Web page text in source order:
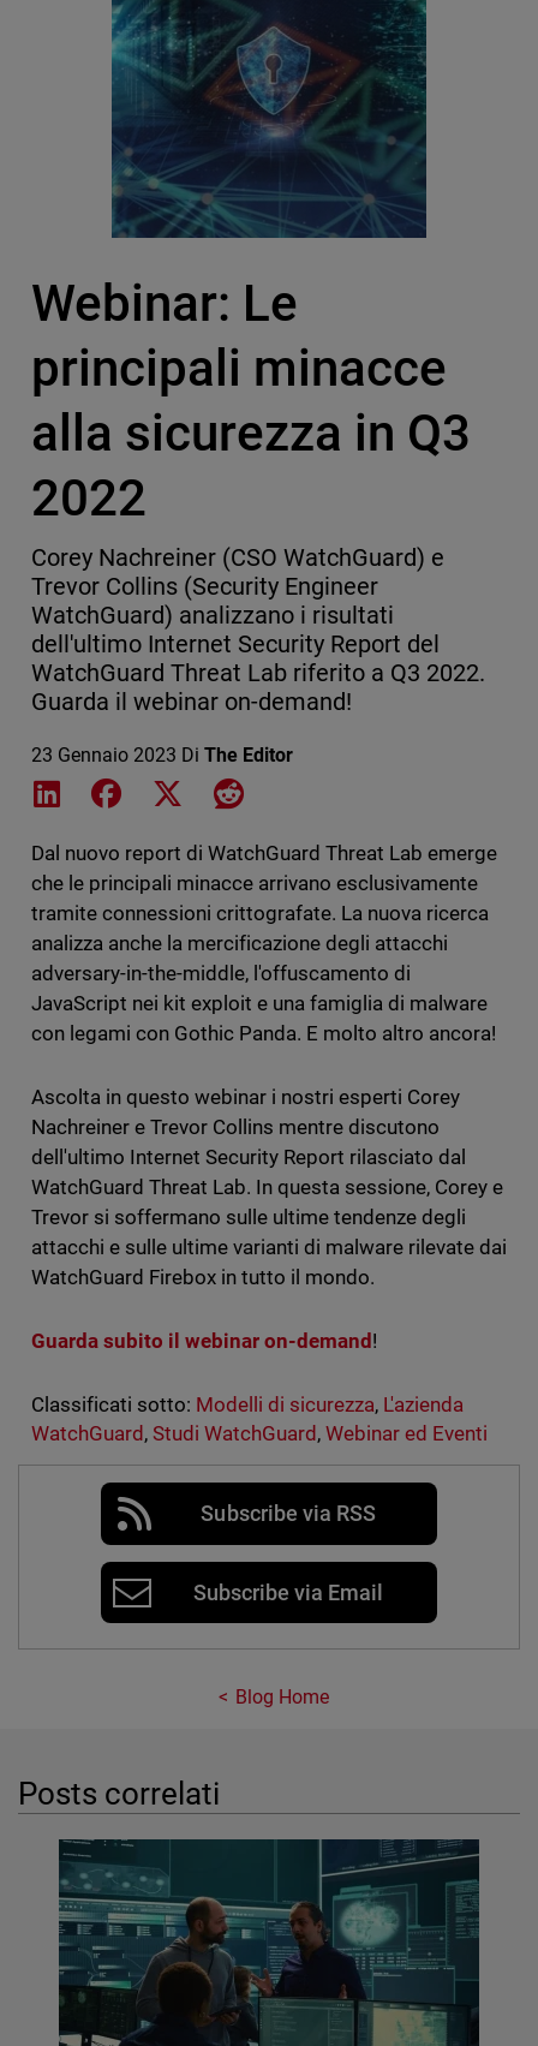
Webinar: Le
principali minacce
alla sicurezza in Q3
2022
Corey Nachreiner (CSO WatchGuard) e
Trevor Collins (Security Engineer
WatchGuard) analizzano i risultati
dell'ultimo Internet Security Report del
WatchGuard Threat Lab riferito a Q3 2022.
Guarda il webinar on-demand!
23 Gennaio 2023 Di The Editor
Share on LinkedIn
Share on Facebook
Share on XShare on Reddit
Dal nuovo report di WatchGuard Threat Lab emerge
che le principali minacce arrivano esclusivamente
tramite connessioni crittografate. La nuova ricerca
analizza anche la mercificazione degli attacchi
adversary-in-the-middle, l'offuscamento di
JavaScript nei kit exploit e una famiglia di malware
con legami con Gothic Panda. E molto altro ancora!
Ascolta in questo webinar i nostri esperti Corey
Nachreiner e Trevor Collins mentre discutono
dell'ultimo Internet Security Report rilasciato dal
WatchGuard Threat Lab. In questa sessione, Corey e
Trevor si soffermano sulle ultime tendenze degli
attacchi e sulle ultime varianti di malware rilevate dai
WatchGuard Firebox in tutto il mondo.
Guarda subito il webinar on-demand !
Classificati sotto: Modelli di sicurezza, L'azienda
WatchGuard , Studi WatchGuard ,Webinar ed Eventi
Subscribe via RSS
Subscribe via Email
Blog Home
Posts correlati